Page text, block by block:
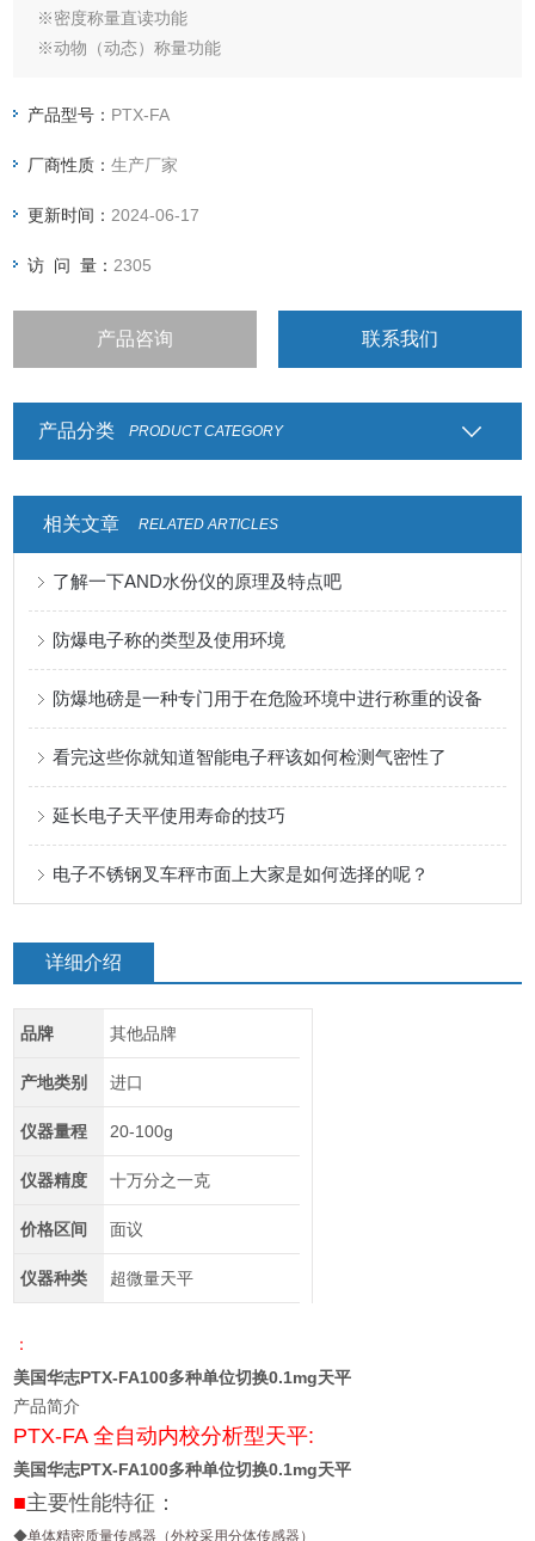
※密度称量直读功能
※动物（动态）称量功能
※成本结算（计价）功能
※毛、净、皮称量功能
※累计功能
产品型号： PTX-FA
厂商性质：生产厂家
更新时间： 2024-06-17
访 问 量： 2305
产品咨询 联系我们
产品分类 PRODUCT CATEGORY
相关文章 RELATED ARTICLES
了解一下AND水份仪的原理及特点吧
防爆电子称的类型及使用环境
防爆地磅是一种专门用于在危险环境中进行称重的设备
看完这些你就知道智能电子秤该如何检测气密性了
延长电子天平使用寿命的技巧
电子不锈钢叉车秤市面上大家是如何选择的呢？
详细介绍
品牌 其他品牌
产地类别 进口
仪器量程 20-100g
仪器精度 十万分之一克
价格区间 面议
仪器种类 超微量天平
：
美国华志PTX-FA100多种单位切换0.1mg天平
产品简介
PTX-FA 全自动内校分析型天平:
美国华志PTX-FA100多种单位切换0.1mg天平
■主要性能特征：
◆单体精密质量传感器（外校采用分体传感器）